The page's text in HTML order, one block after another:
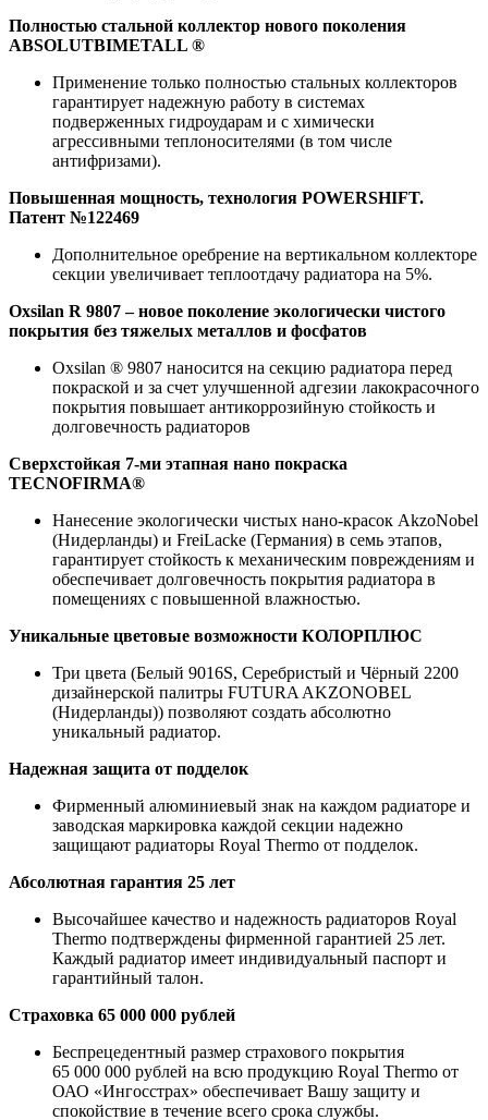
Полностью стальной коллектор нового поколения
ABSOLUTBIMETALL ®
Применение только полностью стальных коллекторов
гарантирует надежную работу в системах
подверженных гидроударам и с химически
агрессивными теплоносителями (в том числе
антифризами).
Повышенная мощность, технология POWERSHIFT.
Патент №122469
Дополнительное оребрение на вертикальном коллекторе
секции увеличивает теплоотдачу радиатора на 5%.
Oxsilan R 9807 – новое поколение экологически чистого
покрытия без тяжелых металлов и фосфатов
Oxsilan ® 9807 наносится на секцию радиатора перед
покраской и за счет улучшенной адгезии лакокрасочного
покрытия повышает антикоррозийную стойкость и
долговечность радиаторов
Сверхстойкая 7-ми этапная нано покраска
TECNOFIRMA®
Нанесение экологически чистых нано-красок AkzoNobel
(Нидерланды) и FreiLacke (Германия) в семь этапов,
гарантирует стойкость к механическим повреждениям и
обеспечивает долговечность покрытия радиатора в
помещениях с повышенной влажностью.
Уникальные цветовые возможности КОЛОРПЛЮС
Три цвета (Белый 9016S, Серебристый и Чёрный 2200
дизайнерской палитры FUTURA AKZONOBEL
(Нидерланды)) позволяют создать абсолютно
уникальный радиатор.
Надежная защита от подделок
Фирменный алюминиевый знак на каждом радиаторе и
заводская маркировка каждой секции надежно
защищают радиаторы Royal Thermo от подделок.
Абсолютная гарантия 25 лет
Высочайшее качество и надежность радиаторов Royal
Thermo подтверждены фирменной гарантией 25 лет.
Каждый радиатор имеет индивидуальный паспорт и
гарантийный талон.
Страховка 65 000 000 рублей
Беспрецедентный размер страхового покрытия
65 000 000 рублей на всю продукцию Royal Thermo от
ОАО «Ингосстрах» обеспечивает Вашу защиту и
спокойствие в течение всего срока службы.